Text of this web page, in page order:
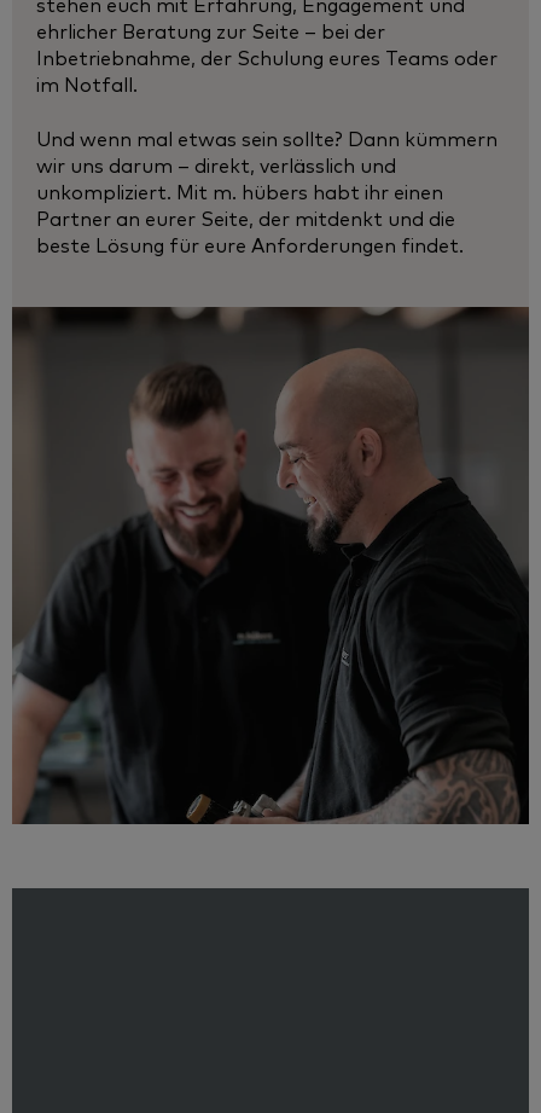
stehen euch mit Erfahrung, Engagement und
ehrlicher Beratung zur Seite – bei der
Inbetriebnahme, der Schulung eures Teams oder
im Notfall.
Und wenn mal etwas sein sollte? Dann kümmern
wir uns darum – direkt, verlässlich und
unkompliziert. Mit m. hübers habt ihr einen
Partner an eurer Seite, der mitdenkt und die
beste Lösung für eure Anforderungen findet.